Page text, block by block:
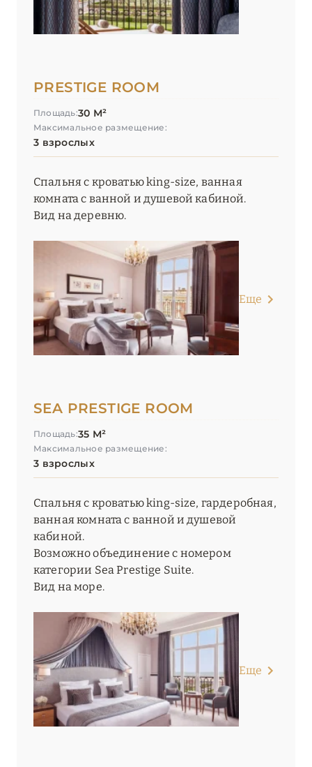
PRESTIGE ROOM
Площадь:30 М²
Максимальное размещение:
3 взрослых
Спальня с кроватью king-size, ванная
комната с ванной и душевой кабиной.
Вид на деревню.
Еще
SEA PRESTIGE ROOM
Площадь:35 М²
Максимальное размещение:
3 взрослых
Спальня с кроватью king-size, гардеробная,
ванная комната с ванной и душевой
кабиной.
Возможно объединение с номером
категории Sea Prestige Suite.
Вид на море.
Еще